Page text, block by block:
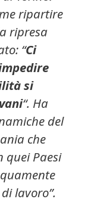
ripartire
ripresa
“Ci
si
“. Ha
del
che
quei Paesi
lavoro”.